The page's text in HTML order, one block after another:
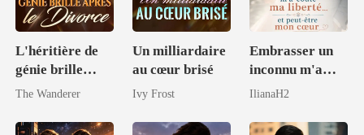
L'héritière de
génie brille
après le divorce
The Wanderer
Un milliardaire
au cœur brisé
Ivy Frost
Embrasser un
inconnu m'a
coûté ma
être mon cœur
IlianaH2